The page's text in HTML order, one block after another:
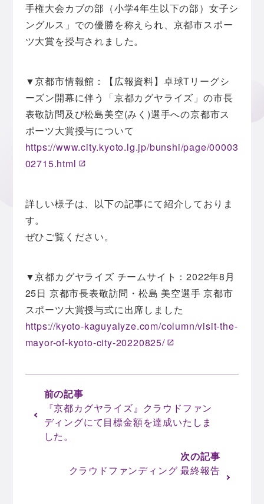
手権大会カブの部（小学4年生以下の部）女子シ
ングルス」での優勝を称えられ、京都市スポー
ツ大賞を授与されました。
▼京都市情報館：【広報資料】卓球Tリーグシ
ーズン開幕に伴う「京都カグヤライズ」の市長
表敬訪問及び松島美空(みく)選手への京都市ス
ポーツ大賞授与について
https://www.city.kyoto.lg.jp/bunshi/page/00003
02715.html
詳しい様子は、以下の記事にて紹介しておりま
す。
ぜひご覧ください。
▼京都カグヤライズ チームサイト：2022年8月
25日 京都市長表敬訪問・松島 美空選手 京都市
スポーツ大賞授与式に出席しました
https://kyoto-kaguyalyze.com/column/visit-the-
mayor-of-kyoto-city-20220825/
『京都カグヤライズ』クラウドファン
ディングにて目標金額を達成いたしま
した。
クラウドファンディング 最終報告